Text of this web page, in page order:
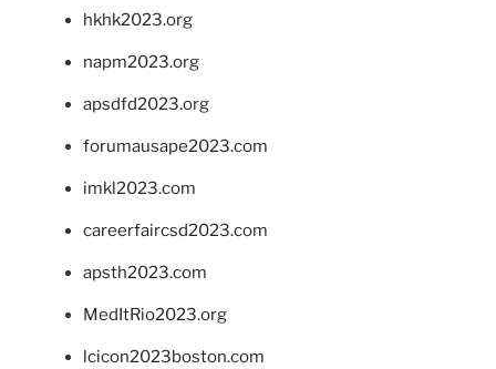
hkhk2023.org
napm2023.org
apsdfd2023.org
forumausape2023.com
imkl2023.com
careerfaircsd2023.com
apsth2023.com
MedItRio2023.org
lcicon2023boston.com